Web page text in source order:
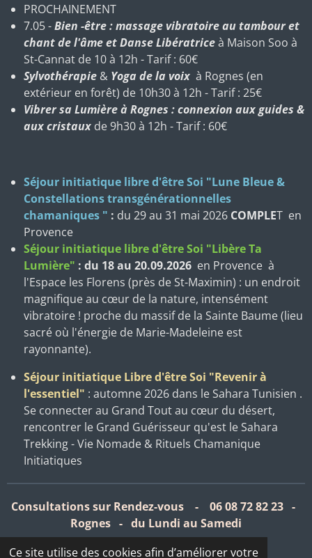
Ce site utilise des cookies afin d’améliorer votre
PROCHAINEMENT
7.05 -Bien -être : massage vibratoire au tambour et
chant de l'âme et Danse Libératriceà Maison Soo à
St-Cannat de 10 à 12h - Tarif : 60€
Sylvothérapie & Yoga de la voix à Rognes (en
extérieur en forêt) de 10h30 à 12h - Tarif : 25€
Vibrer sa Lumière à Rognes : connexion aux guides &
aux cristaux de 9h30 à 12h - Tarif : 60€
Séjour initiatique libre d'être Soi "Lune Bleue &
Constellations transgénérationnelles
chamaniques " : du 29 au 31 mai 2026 COMPLET en
Provence
Séjour initiatique libre d'être Soi "Libère Ta
Lumière" : du 18 au 20.09.2026 en Provence à
l'Espace les Florens (près de St-Maximin) : un endroit
magnifique au cœur de la nature, intensément
vibratoire ! proche du massif de la Sainte Baume (lieu
sacré où l'énergie de Marie-Madeleine est
rayonnante).
Séjour initiatique Libre d'être Soi "Revenir à
l'essentiel" : automne 2026 dans le Sahara Tunisien .
Se connecter au Grand Tout au cœur du désert,
rencontrer le Grand Guérisseur qu'est le Sahara
Trekking - Vie Nomade & Rituels Chamanique
Initiatiques
Consultations sur Rendez-vous - 06 08 72 82 23 -
Rognes - du Lundi au Samedi